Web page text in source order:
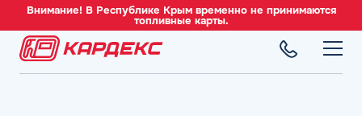
Внимание! В Республике Крым временно не принимаются
топливные карты.